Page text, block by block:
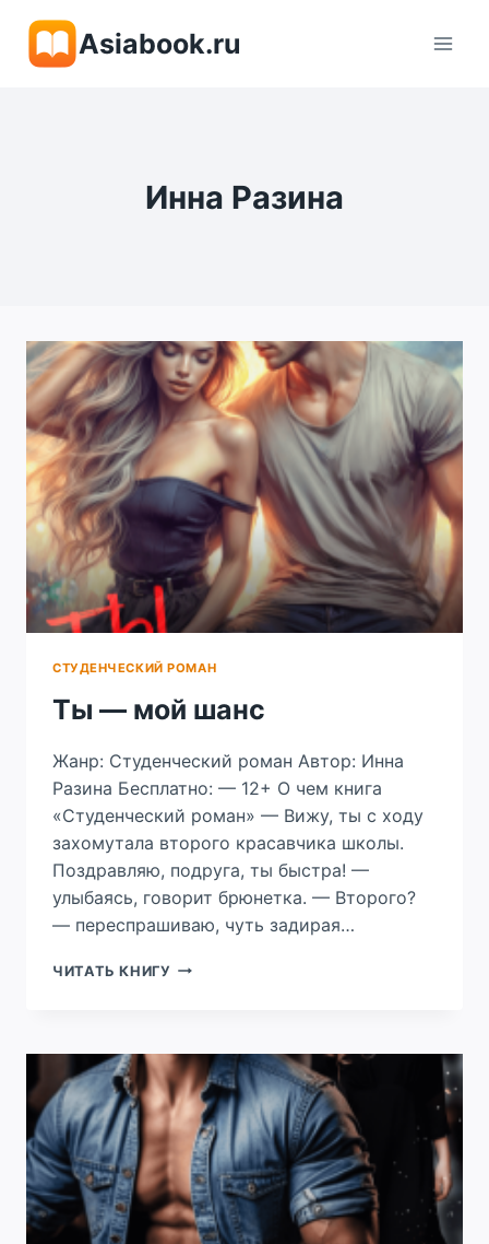
содержимому
Asiabook.ru
Инна Разина
СТУДЕНЧЕСКИЙ РОМАН
Ты — мой шанс
Жанр: Студенческий роман Автор: Инна
Разина Бесплатно: — 12+ О чем книга
«Студенческий роман» — Вижу, ты с ходу
захомутала второго красавчика школы.
Поздравляю, подруга, ты быстра! —
улыбаясь, говорит брюнетка. — Второго?
— переспрашиваю, чуть задирая…
ЧИТАТЬ КНИГУ ТЫ